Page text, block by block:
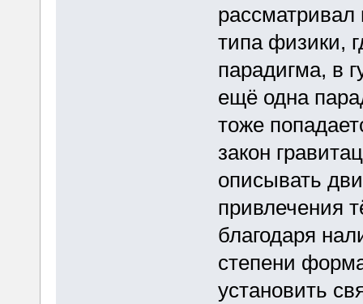
типа физики,
парадигма, в
ещё одна
тоже
закон
описывать
привлечения
благодаря
степени
установить